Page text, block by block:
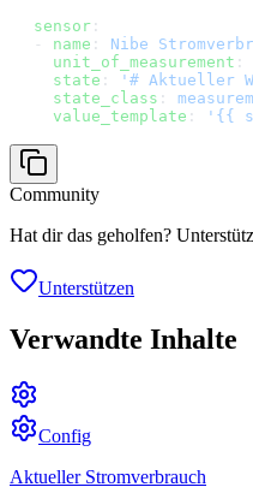
sensor :
- name : Nibe
  unit_of_measurement
:
  state
:
'# Aktueller
  state_class
:
  value_template
: '{{
Community
Hat dir das geholfen?
Unterstützen
Verwandte Inhalte
Config
Aktueller Stromverbrauch